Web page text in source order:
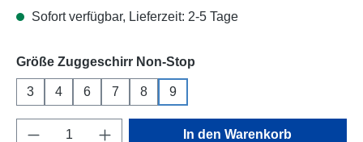
Sofort verfügbar, Lieferzeit: 2-5 Tage
Größe Zuggeschirr Non-Stop
3 4 6 7 8 9
Produkt Anzahl: Gib den gewünschten
In den Warenkorb